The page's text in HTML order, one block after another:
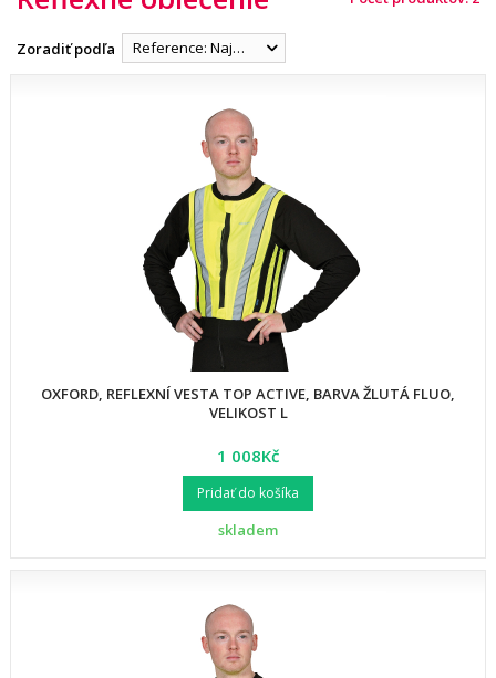
Zoradiť podľa Reference: Najnižšia
OXFORD, REFLEXNÍ VESTA TOP ACTIVE, BARVA ŽLUTÁ FLUO,
VELIKOST L
1 008Kč
Pridať do košíka
skladem